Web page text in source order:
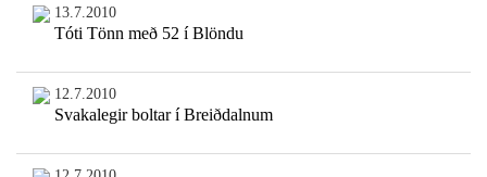
13.7.2010
Tóti Tönn með 52 í Blöndu
12.7.2010
Svakalegir boltar í Breiðdalnum